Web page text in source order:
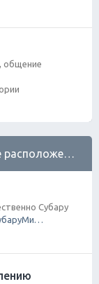
общение
РЕКЛАМЫ.
Субару
запчасти для Субару. Оригинал / Неоригинал (на Юге Города)